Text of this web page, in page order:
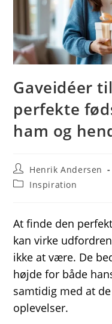
Gaveidéer
perfekte
ham og
Post
author:
Henrik Andersen
PostInspiration
At finde den
kan virke
ikke at være. De
højde for både
samtidig med at
oplevelser.